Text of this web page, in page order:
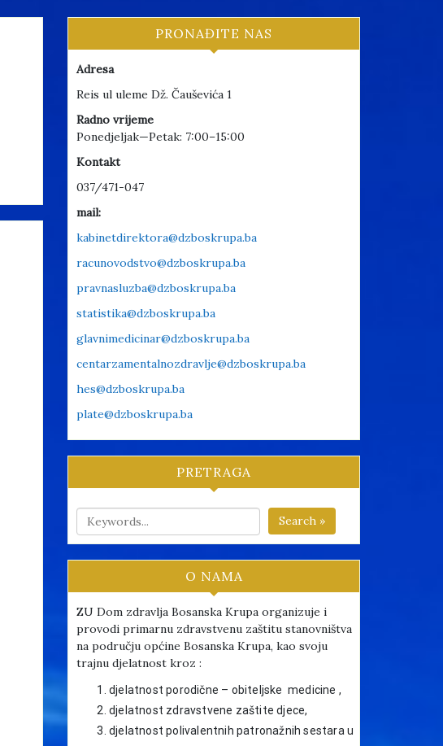
PRONAĐITE NAS
Adresa
Reis ul uleme Dž. Čauševića 1
Radno vrijeme
Ponedjeljak—Petak: 7:00–15:00
Kontakt
037/471-047
mail:
kabinetdirektora@dzboskrupa.ba
racunovodstvo@dzboskrupa.ba
pravnasluzba@dzboskrupa.ba
statistika@dzboskrupa.ba
glavnimedicinar@dzboskrupa.ba
centarzamentalnozdravlje@dzboskrupa.ba
hes@dzboskrupa.ba
plate@dzboskrupa.ba
PRETRAGA
Search »
O NAMA
ZU Dom zdravlja Bosanska Krupa organizuje i
provodi primarnu zdravstvenu zaštitu stanovništva
na području općine Bosanska Krupa, kao svoju
trajnu djelatnost kroz :
djelatnost porodične – obiteljske medicine ,
djelatnost zdravstvene zaštite djece,
djelatnost polivalentnih patronažnih sestara u